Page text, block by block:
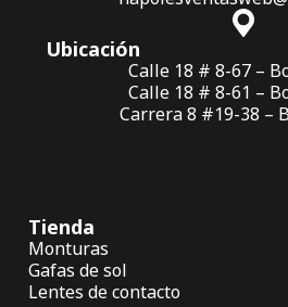
Ubicación
Calle 18 # 8-67 –
Calle 18 # 8-61 –
Carrera 8 #19-38 –
Tienda
Monturas
Gafas de sol
Lentes de contacto